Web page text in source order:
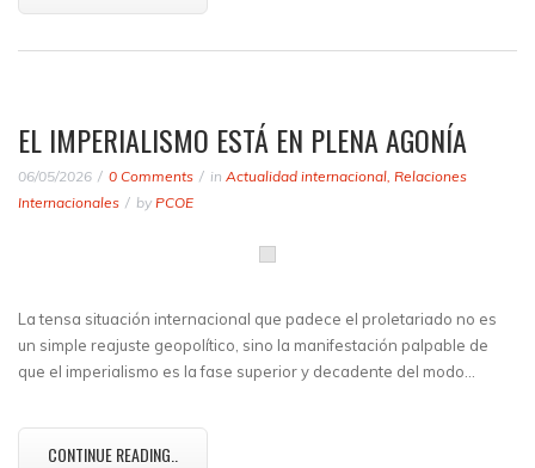
EL IMPERIALISMO ESTÁ EN PLENA AGONÍA
06/05/2026 0 Comments in Actualidad internacional, Relaciones
Internacionales
by PCOE
La tensa situación internacional que padece el proletariado no es
un simple reajuste geopolítico, sino la manifestación palpable de
que el imperialismo es la fase superior y decadente del modo…
CONTINUE READING..